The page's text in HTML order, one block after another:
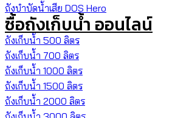
ถังบำบัดน้ำเสีย DOS Hero
ซื้อถังเก็บน้ำ ออนไลน์
ถังเก็บน้ำ 500 ลิตร
ถังเก็บน้ำ 700 ลิตร
ถังเก็บน้ำ 1000 ลิตร
ถังเก็บน้ำ 1500 ลิตร
ถังเก็บน้ำ 2000 ลิตร